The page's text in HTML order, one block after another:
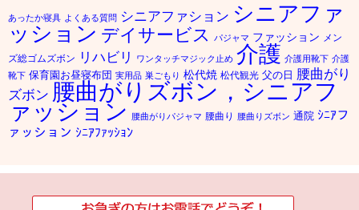
あったか寝具 よくある質問 シニアファション シニアファ
ッション デイサービス パジャマ ファッション メン
ズ総ゴムズボン
リハビリ ワンタッチマジック止め 介護 介護用靴下 介護
靴下 保育園お昼寝布団 実用品 巣ごもり 松代焼 松代観光 父の日 腰曲がり
ズボン 腰曲がりズボン，シニアフ
ァッション 腰曲がりパジャマ 腰曲り 腰曲りズボン 通院 ｼﾆｱフ
ァッション ｼﾆｱﾌｧｯｼｮﾝ